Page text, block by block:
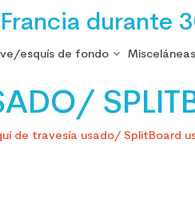
durante
esquís de fondo Misceláneas
de travesía usado/ SplitBoard